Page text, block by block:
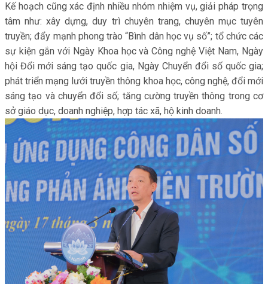
Kế hoạch cũng xác định nhiều nhóm nhiệm vụ, giải pháp trọng
tâm như: xây dựng, duy trì chuyên trang, chuyên mục tuyên
truyền; đẩy mạnh phong trào “Bình dân học vụ số”; tổ chức các
sự kiện gắn với Ngày Khoa học và Công nghệ Việt Nam, Ngày
hội Đổi mới sáng tạo quốc gia, Ngày Chuyển đổi số quốc gia;
phát triển mạng lưới truyền thông khoa học, công nghệ, đổi mới
sáng tạo và chuyển đổi số; tăng cường truyền thông trong cơ
sở giáo dục, doanh nghiệp, hợp tác xã, hộ kinh doanh.